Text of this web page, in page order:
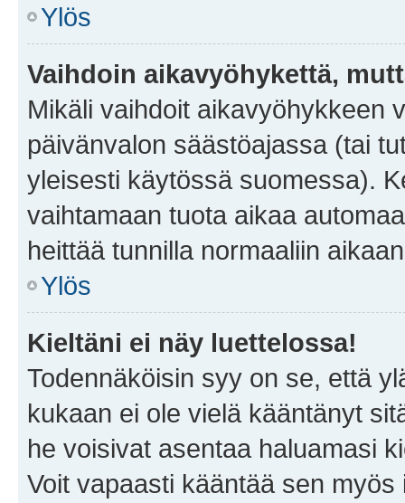
Ylös
Vaihdoin aikavyöhykettä,
Mikäli vaihdoit aikavyöhykkeen
päivänvalon säästöajassa (tai
yleisesti käytössä suomessa).
vaihtamaan tuota aikaa
heittää tunnilla normaaliin
Ylös
Kieltäni ei näy luettelossa!
Todennäköisin syy on se, että
kukaan ei ole vielä kääntänyt
he voisivat asentaa haluamasi
Voit vapaasti kääntää sen